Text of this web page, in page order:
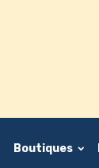
Boutiques